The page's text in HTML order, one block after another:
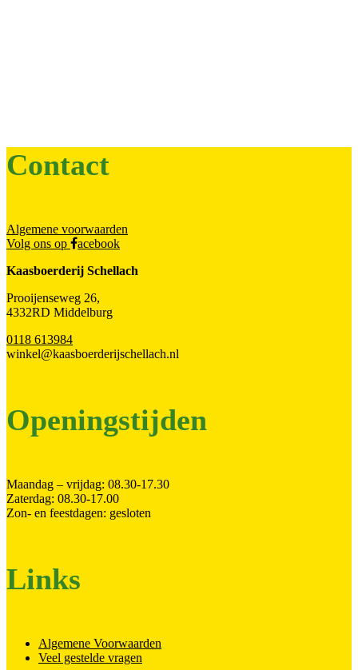
Contact
Algemene voorwaarden
Volg ons op
acebook
Kaasboerderij Schellach
Prooijenseweg 26,
4332RD Middelburg
0118 613984
winkel@kaasboerderijschellach.nl
Openingstijden
Maandag – vrijdag: 08.30-17.30
Zaterdag: 08.30-17.00
Zon- en feestdagen: gesloten
Links
Algemene Voorwaarden
Veel gestelde vragen